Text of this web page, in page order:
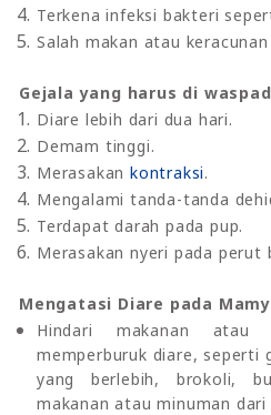
Terkena infeksi bakteri
Salah makan atau
Gejala yang harus di
Diare lebih dari dua hari.
Demam tinggi.
Merasakankontraksi.
Mengalami tanda-tanda
Terdapat darah pada pup.
Merasakan nyeri pada perut
Mengatasi Diare pada
Hindari makanan atau
memperburuk diare, seperti
yang berlebih, brokoli,
makanan atau minuman dari